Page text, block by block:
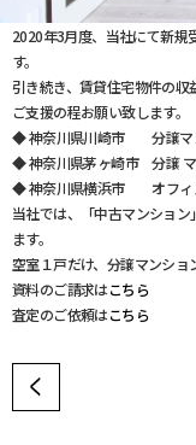
2020年3月度、当社にて新規
す。
引き続き、賃貸住宅物件の収
ご支援の程お願い致します。
◆ 神奈川県川崎市 分譲マ
◆ 神奈川県茅ヶ崎市 分譲 マ
◆ 神奈川県横浜市 オフィ
当社では、「中古マンショ
ます。
空室１戸だけ、分譲マンショ
資料のご請求はこちら
査定のご依頼はこちら